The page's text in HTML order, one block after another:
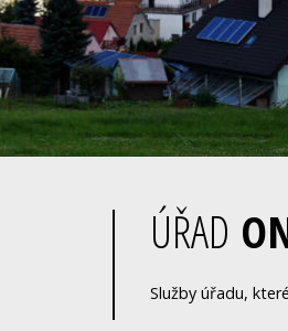
ÚŘAD
Služby úřadu,